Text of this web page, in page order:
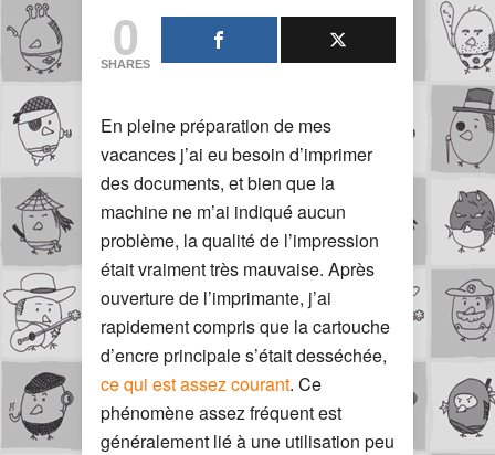
0
SHARES
En pleine préparation de mes
vacances j’ai eu besoin d’imprimer
des documents, et bien que la
machine ne m’ai indiqué aucun
problème, la qualité de l’impression
était vraiment très mauvaise. Après
ouverture de l’imprimante, j’ai
rapidement compris que la cartouche
d’encre principale s’était desséchée,
ce qui est assez courant. Ce
phénomène assez fréquent est
généralement lié à une utilisation peu